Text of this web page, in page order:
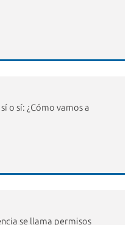
o sí: ¿Cómo vamos a
se llama permisos